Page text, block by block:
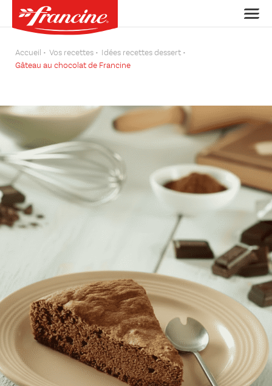
Accueil Vos recettes
Idées recettes dessert
Gâteau au chocolat de Francine